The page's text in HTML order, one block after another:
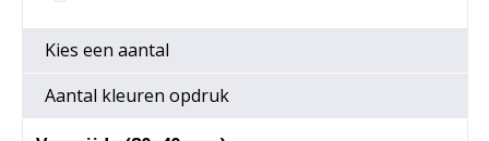
Kies een aantal
Aantal kleuren opdruk